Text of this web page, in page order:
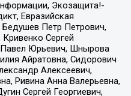
Экозащита!-
Евразийская
Петр Петрович,
Сергей
Юрьевич, Шнырова
Айратовна, Сидорович
Алексеевич,
Ривина Анна Валерьевна,
Сергей Георгиевич,